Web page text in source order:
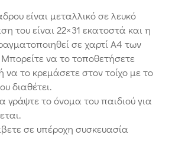
είναι μεταλλικό σε λευκό
του είναι 22×31 εκατοστά και η
σε χαρτί Α4 των
να το τοποθετήσετε
το κρεμάσετε στον τοίχο με το
διαθέτει.
γράψτε το όνομα του παιδιού για
σε υπέροχη συσκευασία